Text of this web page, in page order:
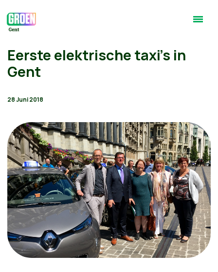
Eerste elektrische taxi's in
Gent
28 Juni 2018